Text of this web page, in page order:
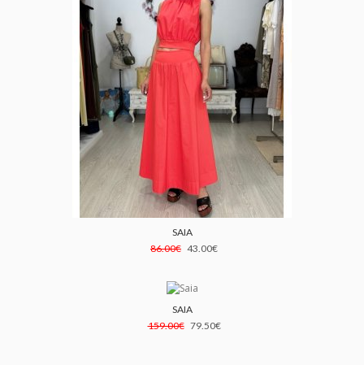
SAIA
86.00€ 43.00€
-50%
SAIA
159.00€ 79.50€